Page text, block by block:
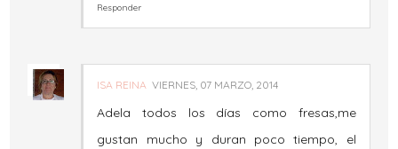
Responder
ISA REINA VIERNES, 07 MARZO, 2014
Adela todos los días como fresas,me
gustan mucho y duran poco tiempo, el